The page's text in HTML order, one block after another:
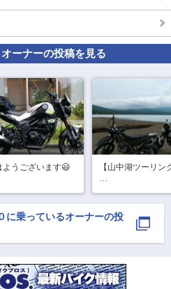
オーナーの投稿を見る
ようございます😃
雨ですが今日は大
かな〜🙄
【山中湖ツーリン
平野の浜に到着🗻
残念ながら富士山
に乗っているオーナーの投
で相場をチェック！
種選択するだけ、かんたん相場検索
メーカーを選択する
意)